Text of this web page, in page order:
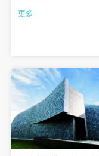
更多